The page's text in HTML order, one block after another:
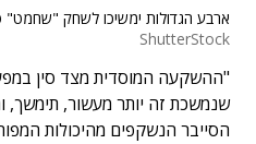
ארבע הגדולות ימשיכו לשחק "שחמט"
ShutterStock
"ההשקעה המוסדית מצד סין
שנמשכת זה יותר מעשור, תימשך,
הסייבר הנשקפים מהיכולות